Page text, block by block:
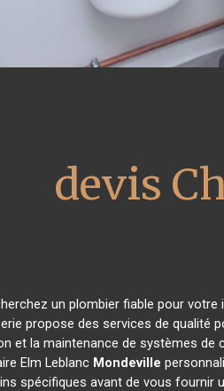
devis
un plombier fiable pour
propose des services de qualité
et la maintenance de systèmes de
Elm Leblanc Mondeville
spécifiques avant de vous fournir